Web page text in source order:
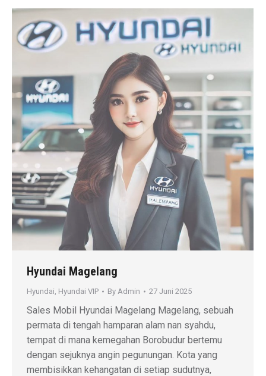
Hyundai Magelang
Hyundai, Hyundai VIP By Admin 27 Juni 2025
Sales Mobil Hyundai Magelang Magelang, sebuah
permata di tengah hamparan alam nan syahdu,
tempat di mana kemegahan Borobudur bertemu
dengan sejuknya angin pegunungan. Kota yang
membisikkan kehangatan di setiap sudutnya,